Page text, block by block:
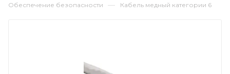
Обеспечение безопасности — Кабель медный категории 6